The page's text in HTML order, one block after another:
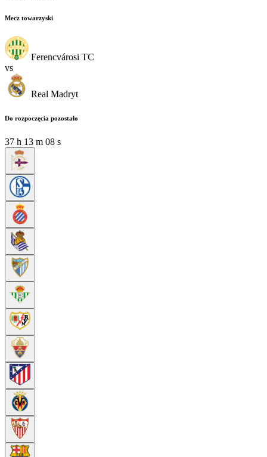
Mecz towarzyski
Ferencvárosi TC
vs
Real Madryt
Do rozpoczęcia pozostało
37 h 13 m 06 s